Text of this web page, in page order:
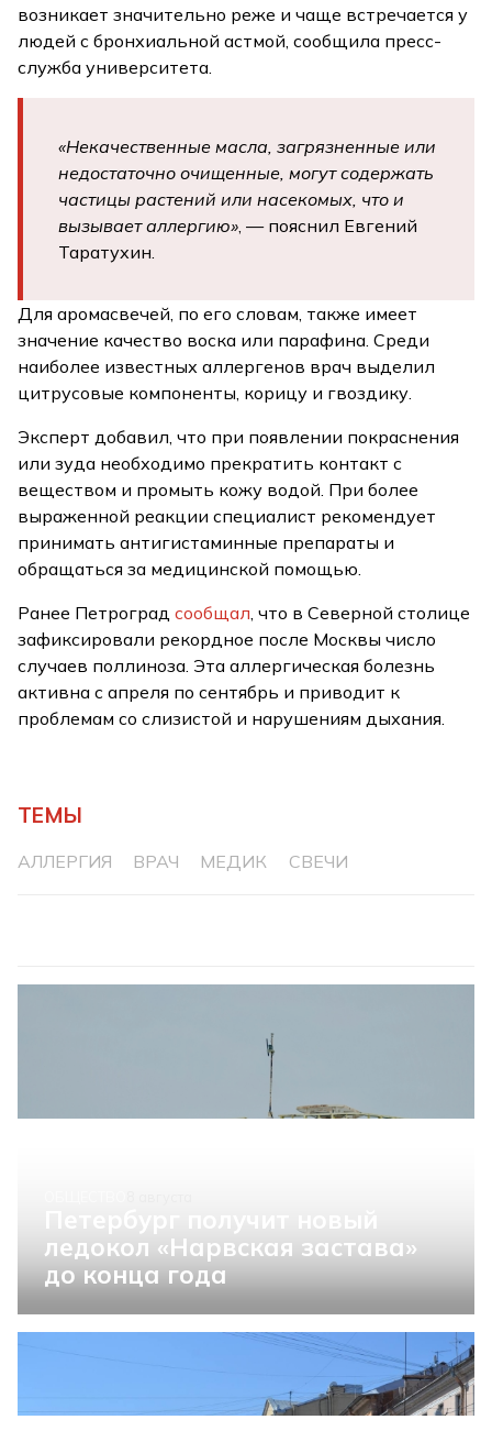
возникает значительно реже и чаще встречается у
людей с бронхиальной астмой, сообщила пресс-
служба университета.
«Некачественные масла, загрязненные или
недостаточно очищенные, могут содержать
частицы растений или насекомых, что и
вызывает аллергию» , — пояснил Евгений
Таратухин.
Для аромасвечей, по его словам, также имеет
значение качество воска или парафина. Среди
наиболее известных аллергенов врач выделил
цитрусовые компоненты, корицу и гвоздику.
Эксперт добавил, что при появлении покраснения
или зуда необходимо прекратить контакт с
веществом и промыть кожу водой. При более
выраженной реакции специалист рекомендует
принимать антигистаминные препараты и
обращаться за медицинской помощью.
Ранее Петроградсообщал , что в Северной столице
зафиксировали рекордное после Москвы число
случаев поллиноза. Эта аллергическая болезнь
активна с апреля по сентябрь и приводит к
проблемам со слизистой и нарушениям дыхания.
ТЕМЫ
АЛЛЕРГИЯ ВРАЧ МЕДИК СВЕЧИ
ледокол «Нарвская застава»
до конца года